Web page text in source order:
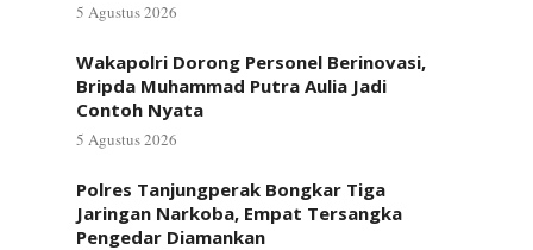
5 Agustus 2026
Wakapolri Dorong Personel Berinovasi,
Bripda Muhammad Putra Aulia Jadi
Contoh Nyata
5 Agustus 2026
Polres Tanjungperak Bongkar Tiga
Jaringan Narkoba, Empat Tersangka
Pengedar Diamankan